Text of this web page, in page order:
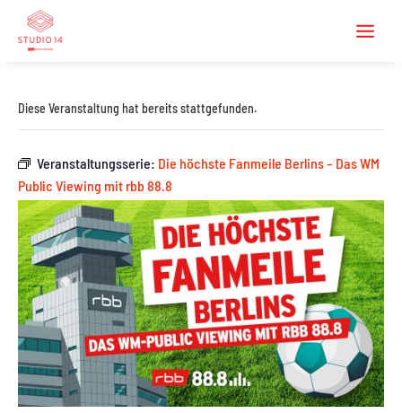
Diese Veranstaltung hat bereits stattgefunden.
Veranstaltungsserie: Die höchste Fanmeile Berlins – Das WM
Public Viewing mit rbb 88.8